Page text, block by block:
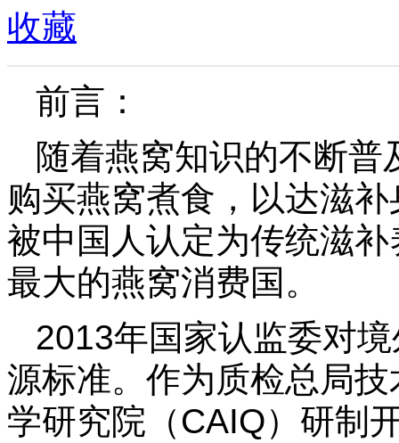
收藏
前言：
随着燕窝知识的不断
购买燕窝煮食，以达滋
被中国人认定为传统滋
最大的燕窝消费国。
2013年国家认监委对
源标准。作为质检总局
学研究院（CAIQ）研